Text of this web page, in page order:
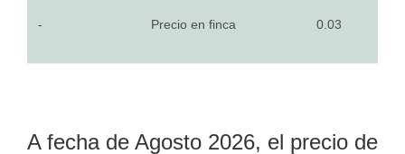
- Precio en finca 0.03
A fecha de Agosto 2026, el precio de